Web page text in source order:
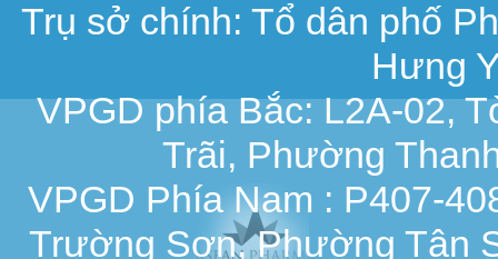
Trụ sở chính: Tổ dân phố
Hưng
VPGD phía Bắc: L2A-02,
Trãi, Phường
VPGD Phía Nam : P407-
Trường Sơn, Phường Tân